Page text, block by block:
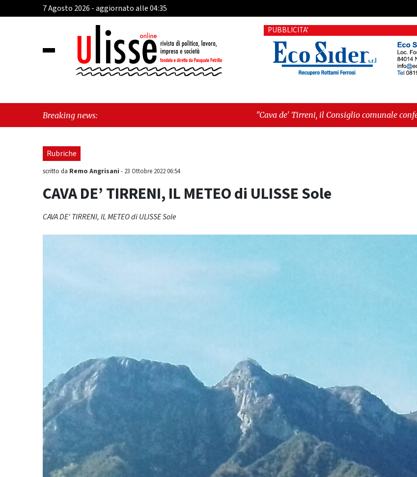
7 Agosto 2026 - aggiornato alle 04:35
PUBBLICITA'
Breaking news: "Cava de' Tirreni, il Consiglio comunale conferma Sara Fariello.
sul Mare, giornata storica: la ceramica ammessa alla fase
Rubriche
scritto da Remo Angrisani - 23 Ottobre 2022 06:54
CAVA DE’ TIRRENI, IL METEO di ULISSE Sole
CAVA DE' TIRRENI, IL METEO di ULISSE Sole